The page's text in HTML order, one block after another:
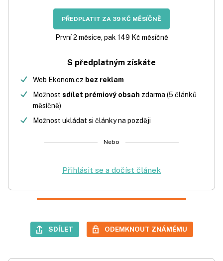
PŘEDPLATIT ZA 39 KČ MĚSÍČNĚ
První 2 měsíce, pak 149 Kč měsíčně
S předplatným získáte
Web Ekonom.cz bez reklam
Možnost sdílet prémiový obsah zdarma (5 článků
měsíčně)
Možnost ukládat si články na později
Nebo
Přihlásit se a dočíst článek
SDÍLET ODEMKNOUT ZNÁMÉMU